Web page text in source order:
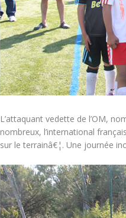
L’attaquant vedette de l’OM,
nombreux, l’international
sur le terrainâ€¦. Une journée